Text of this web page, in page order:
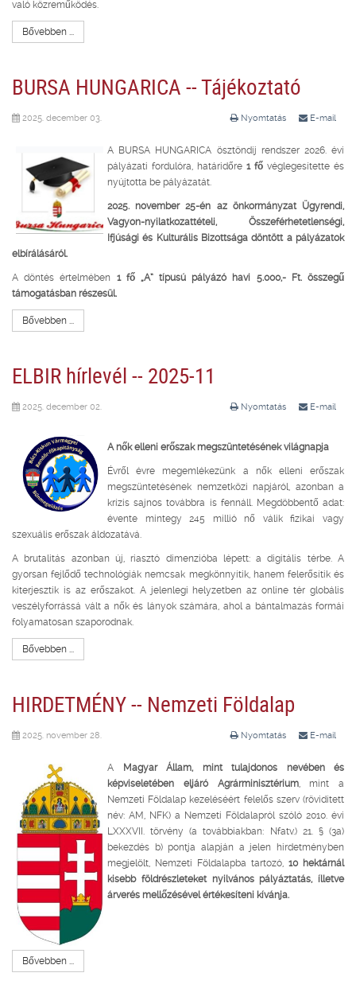
való közreműködés.
Bővebben ...
BURSA HUNGARICA -- Tájékoztató
Nyomtatás E-mail
2025. december 03.
A BURSA HUNGARICA ösztöndíj rendszer 2026. évi
pályázati fordulóra, határidőre 1 fő véglegesítette és
nyújtotta be pályázatát.
2025. november 25-én az önkormányzat Ügyrendi,
Vagyon-nyilatkozattételi, Összeférhetetlenségi,
Ifjúsági és Kulturális Bizottsága döntött a pályázatok
elbírálásáról.
A döntés értelmében 1 fő „A” típusú pályázó havi 5.000,- Ft. összegű
támogatásban részesül.
Bővebben ...
ELBIR hírlevél -- 2025-11
Nyomtatás E-mail
2025. december 02.
A nők elleni erőszak megszüntetésének világnapja
Évről évre megemlékezünk a nők elleni erőszak
megszüntetésének nemzetközi napjáról, azonban a
krízis sajnos továbbra is fennáll. Megdöbbentő adat:
évente mintegy 245 millió nő válik fizikai vagy
szexuális erőszak áldozatává.
A brutalitás azonban új, riasztó dimenzióba lépett: a digitális térbe. A
gyorsan fejlődő technológiák nemcsak megkönnyítik, hanem felerősítik és
kiterjesztik is az erőszakot. A jelenlegi helyzetben az online tér globális
veszélyforrássá vált a nők és lányok számára, ahol a bántalmazás formái
folyamatosan szaporodnak.
Bővebben ...
HIRDETMÉNY -- Nemzeti Földalap
Nyomtatás E-mail
2025. november 28.
A
Magyar Állam, mint tulajdonos nevében és
képviseletében eljáró Agrárminisztérium, mint a
Nemzeti Földalap kezeléséért felelős szerv (rövidített
név: AM, NFK) a Nemzeti Földalapról szóló 2010. évi
LXXXVII. törvény (a továbbiakban: Nfatv.) 21. § (3a)
bekezdés b) pontja alapján a jelen hirdetményben
megjelölt, Nemzeti Földalapba tartozó, 10 hektárnál
kisebb földrészleteket nyilvános pályáztatás, ílletve
árverés mellőzésével értékesíteni kívánja.
Bővebben ...